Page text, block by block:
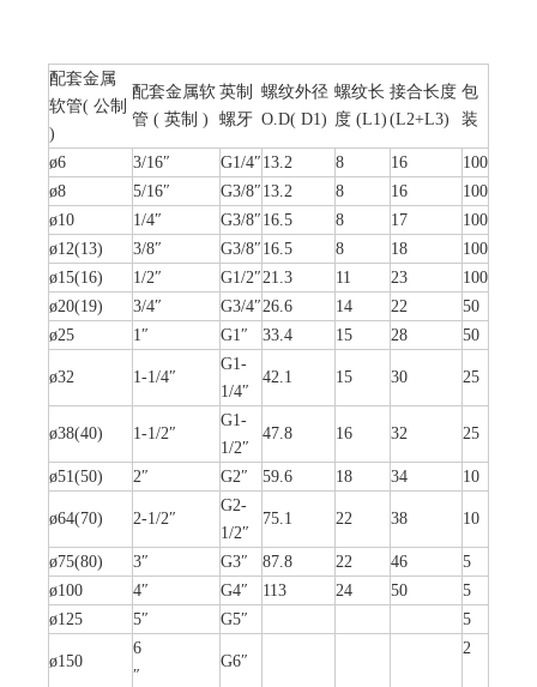
配套金属
软管( 公制
)
配套金属软
管 ( 英制 )
英制
螺牙
螺纹外径
O.D( D1)
螺纹长
度 (L1)
接合长度
(L2+L3)
包
装
ø6 3/16″ G1/4″ 13.2 8 16
100
ø8
5/16″ G3/8″ 13.2 8 16
100
ø10
1/4″ G3/8″ 16.5 8 17
100
ø12(13)
3/8″ G3/8″ 16.5 8 18
100
ø15(16)
1/2″ G1/2″21.3 11 23
100
ø20(19)
3/4″ G3/4″26.6 14 22
50
ø25
1″ G1″ 33.4 15 28 50
ø32 1-1/4″
G1-
1/4″
42.1 15 30 25
ø38(40) 1-1/2″
G1-
1/2″
47.8 16 32 25
ø51(50) 2″ G2″ 59.6 18 34 10
ø64(70) 2-1/2″
G2-
1/2″
75.1 22 38 10
ø75(80) 3″ G3″ 87.8 22 46
5
ø100
4″ G4″ 113 24 50
5
ø125
5″ G5″ 5
ø150
6
″
G6″
2